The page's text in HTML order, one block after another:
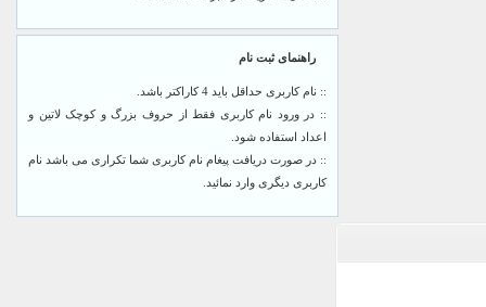
راهنمای ثبت نام
:: نام کاربری حداقل باید 4 کاراکتر باشد.
:: در ورود نام کاربری فقط از حروف بزرگ و کوچک لاتین و
اعداد استفاده شود.
:: در صورت دریافت پیغام نام کاربری شما تکراری می باشد نام
کاربری دیگری وارد نمائید.